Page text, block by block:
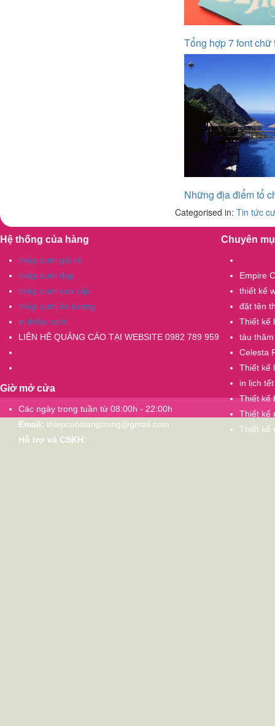
Tổng hợp 7 font
Những địa điểm tổ
Categorised in: Tin tức
Hệ thống của hàng
thiệp cưới giá rẻ
thiệp cưới đẹp
thiệp cưới cao cấp
thiệp cưới ấn tượng
in thiệp cưới
LIÊN HÊ QUẢNG CÁO TẠI WEBSITE 0982 789 959
Giờ mở cửa
Các ngày trong tuần từ 08:00h - 22:00h
Email: thiepcuoisangtrong@gmail.com
Hỗ trợ và CSKH:
Chuyên
Empire
thiết kế
đặt tên
Thiết kế
tàu
Celesta
Thiết kế
in lịch tết
Thiết kế
Thiết kế
Thiết kế